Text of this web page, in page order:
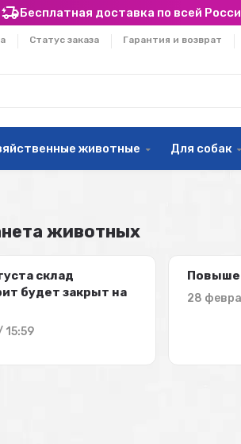
Бесплатная доставка по всей
Статус заказа Гарантия и возврат
животные Для собак
животных
склад
будет закрыт на
15:59
28